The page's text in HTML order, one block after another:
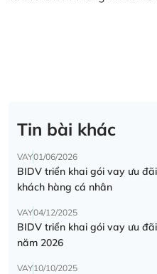
Tin bài khác
VAY01/06/2026
BIDV triển khai gói vay ưu
khách hàng cá nhân
VAY04/12/2025
BIDV triển khai gói vay ưu
năm 2026
VAY10/10/2025